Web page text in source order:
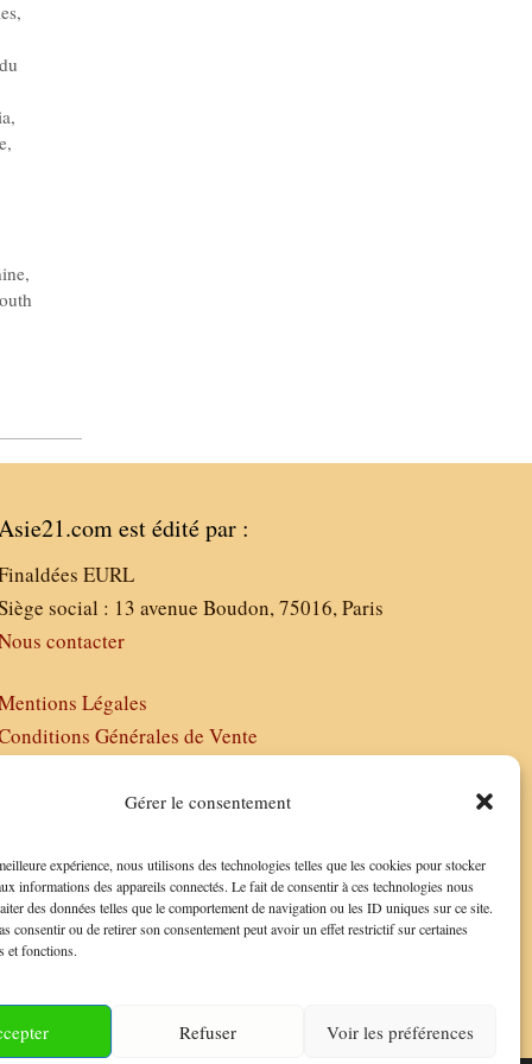
Gérer le consentement
expérience, nous utilisons des technologies telles que les cookies pour stocker
informations des appareils connectés. Le fait de consentir à ces technologies nous
des données telles que le comportement de navigation ou les ID uniques sur ce site.
consentir ou de retirer son consentement peut avoir un effet restrictif sur certaines
et fonctions.
Refuser Voir les préférences
,
,
,
,
est édité par :
EURL
social : 13 avenue Boudon, 75016, Paris
contacter
Légales
Générales de Vente